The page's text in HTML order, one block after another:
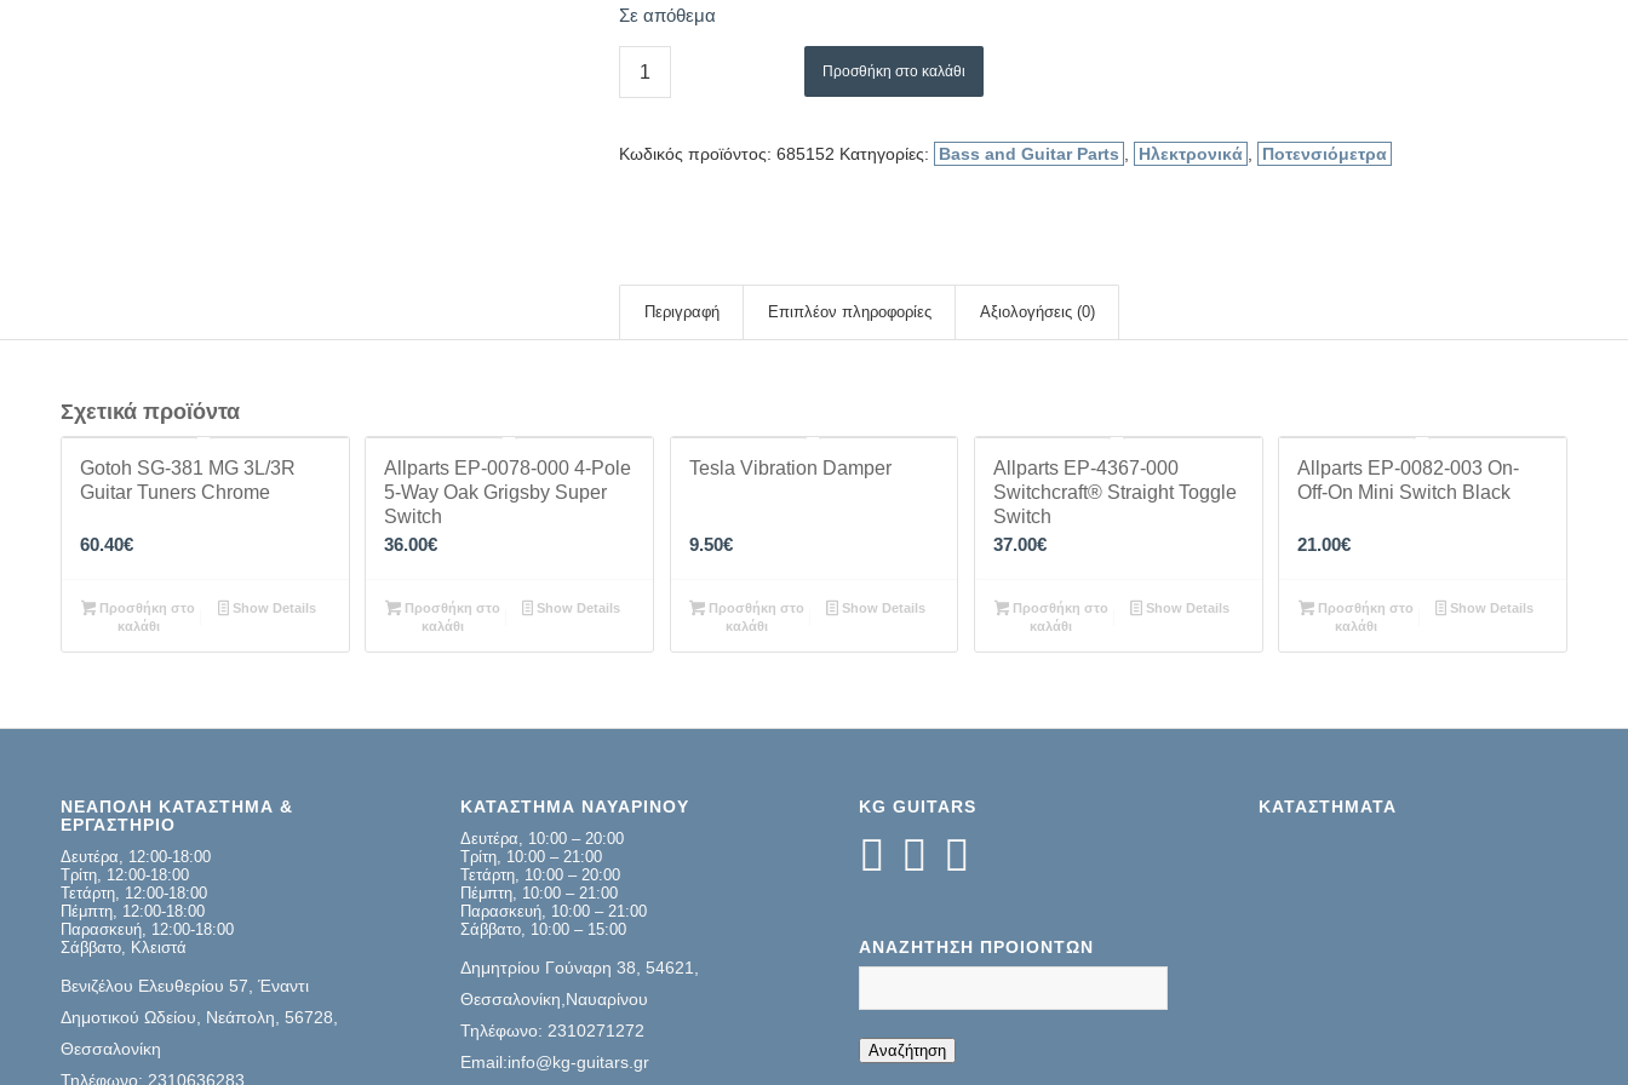
Σε απόθεμα
Προσθήκη στο καλάθι
Κωδικός προϊόντος: 685152 Κατηγορίες: Bass and Guitar Parts Ηλεκτρονικά Ποτενσιόμετρα
Περιγραφή Επιπλέον πληροφορίες Αξιολογήσεις (0)
Σχετικά προϊόντα
Gotoh SG-381 MG 3L/3R
Guitar Tuners Chrome
60.40€
Προσθήκη στο
καλάθι
Show Details
Allparts EP-0078-000 4-Pole
5-Way Oak Grigsby Super
Switch
36.00€
Προσθήκη στο
καλάθι
Show Details
Tesla Vibration Damper
9.50€
Προσθήκη στο
καλάθι
Show Details
Allparts EP-4367-000
Switchcraft® Straight Toggle
Switch
37.00€
Προσθήκη στο
καλάθι
Show Details
Allparts EP-0082-003 On-
Off-On Mini Switch Black
21.00€
Προσθήκη στο
καλάθι
Show Details
ΝΕΑΠΟΛΗ ΚΑΤΑΣΤΗΜΑ &
ΕΡΓΑΣΤΗΡΙΟ
Δευτέρα, 12:00-18:00
Τρίτη, 12:00-18:00
Τετάρτη, 12:00-18:00
Πέμπτη, 12:00-18:00
Παρασκευή, 12:00-18:00
Σάββατο, Κλειστά
Βενιζέλου Ελευθερίου 57, Έναντι
Δημοτικού Ωδείου, Νεάπολη, 56728,
Θεσσαλονίκη
Τηλέφωνο: 2310636283
ΚΑΤΑΣΤΗΜΑ ΝΑΥΑΡΙΝΟΥ
Δευτέρα, 10:00 – 20:00
Τρίτη, 10:00 – 21:00
Τετάρτη, 10:00 – 20:00
Πέμπτη, 10:00 – 21:00
Παρασκευή, 10:00 – 21:00
Σάββατο, 10:00 – 15:00
Δημητρίου Γούναρη 38, 54621,
Θεσσαλονίκη,Ναυαρίνου
Τηλέφωνο: 2310271272
Email:info@kg-guitars.gr
KG GUITARS
ΑΝΑΖΉΤΗΣΗ ΠΡΟΊΌΝΤΩΝ
Αναζήτηση
ΚΑΤΑΣΤΉΜΑΤΑ